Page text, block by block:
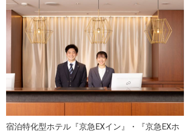
宿泊特化型ホテル『京急EXイン』・『京急EXホ